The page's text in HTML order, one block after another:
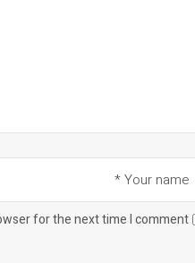
for the next time I comment.